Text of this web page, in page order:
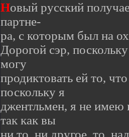
Новый русский
партне-
ра, с которым был на
Дорогой сэр,
могу
продиктовать ей то,
поскольку я
джентльмен, я не имею
так как вы
ни то, ни другое, то,